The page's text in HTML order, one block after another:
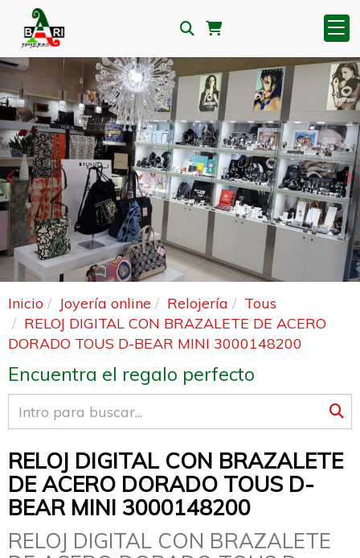
Anterior
Inicio Joyería online Relojería
Tous
RELOJ DIGITAL CON BRAZALETE DE ACERO
DORADO TOUS D-BEAR MINI 3000148200
Encuentra el regalo perfecto
RELOJ DIGITAL CON BRAZALETE
DE ACERO DORADO TOUS D-
BEAR MINI 3000148200
RELOJ DIGITAL CON BRAZALETE